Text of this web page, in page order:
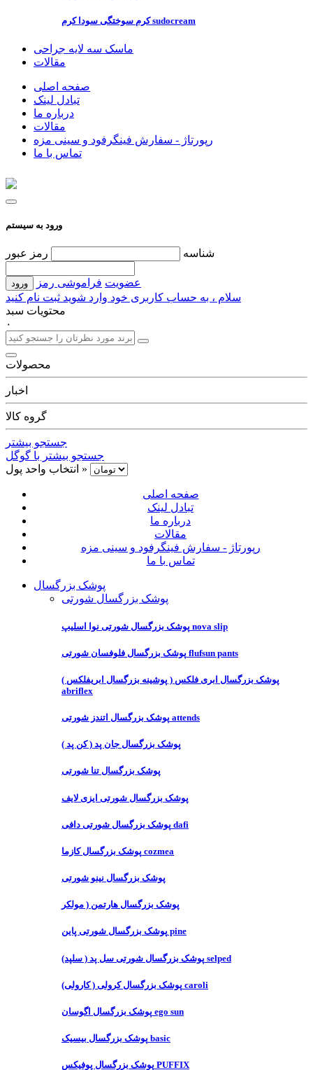
کرم سوختگی سودا کرم sudocream
ماسک سه لایه جراحی
مقالات
صفحه اصلی
تبادل لینک
درباره ما
مقالات
رپورتاژ - سفارش فینگرفود و سینی مزه
تماس با ما
ورود به سیستم
شناسه رمز عبور
عضویت فراموشی رمز
سلام ، به حساب کاربری خود وارد شوید ثبت نام کنید
محتویات سبد
۰
محصولات
اخبار
گروه کالا
جستجو بیشتر
جستجو بیشتر با گوگل
انتخاب واحد پول »
صفحه اصلی
تبادل لینک
درباره ما
مقالات
رپورتاژ - سفارش فینگرفود و سینی مزه
تماس با ما
پوشک بزرگسال
پوشک بزرگسال شورتی
پوشک بزرگسال شورتی نوا اسلیپ nova slip
پوشک بزرگسال فلوفسان شورتی flufsun pants
پوشک بزرگسال ابری فلکس ( پوشینه بزرگسال ابریفلکس )
abriflex
پوشک بزرگسال اتندز شورتی attends
پوشک بزرگسال جان پد ( کن پد )
پوشک بزرگسال تنا شورتی
پوشک بزرگسال شورتی ایزی لایف
پوشک بزرگسال شورتی دافی dafi
پوشک بزرگسال کازما cozmea
پوشک بزرگسال نینو شورتی
پوشک بزرگسال هارتمن ( مولکر
پوشک بزرگسال شورتی پاین pine
پوشک بزرگسال شورتی سل پد ( سلپد) selped
پوشک بزرگسال کرولی ( کارولی) caroli
پوشک بزرگسال اگوسان ego sun
پوشک بزرگسال بیسیک basic
پوشک بزرگسال پوفیکس PUFFIX